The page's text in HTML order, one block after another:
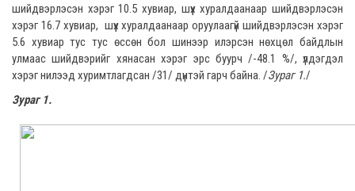
шийдвэрлэсэн хэрэг 10.5 хувиар, шүүх хуралдаанаар шийдвэрлэсэн
хэрэг 16.7 хувиар, шүүх хуралдаанаар оруулаагүй шийдвэрлэсэн хэрэг
5.6 хувиар тус тус өссөн бол шинээр илэрсэн нөхцөл байдлын
улмаас шийдвэрийг хянасан хэрэг эрс буурч /-48.1 %/, үлдэгдэл
хэрэг нилээд хуримтлагдсан /31/ дүнтэй гарч байна. /Зураг 1./
Зураг 1.